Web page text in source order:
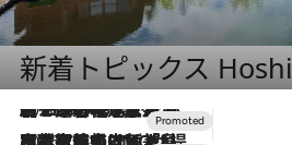
新着トピックス
2026.8.7
【トンボの足水浴】ヒノキの香りに包まれて涼感マックス！約13℃の湧水かけ流しを避暑地「星野温泉 トンボの湯」で体験